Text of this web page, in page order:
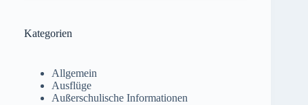
Kategorien
Allgemein
Ausflüge
Außerschulische Informationen